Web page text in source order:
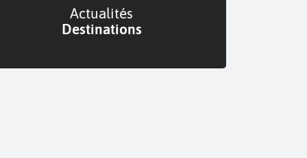
Actualités
Destinations